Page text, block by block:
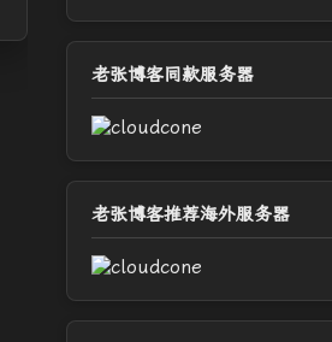
老张博客同款服务器
老张博客推荐海外服务器